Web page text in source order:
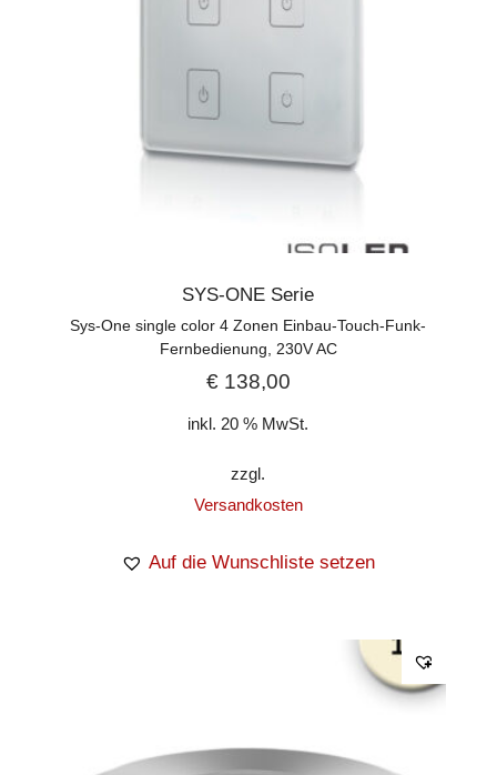
SYS-ONE Serie
Sys-One single color 4 Zonen Einbau-Touch-Funk-
Fernbedienung, 230V AC
€138,00
inkl. 20 % MwSt.
zzgl.
Versandkosten
Auf die Wunschliste setzen